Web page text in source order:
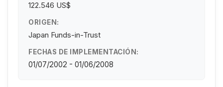
122.546 US$
ORIGEN:
Japan Funds-in-Trust
FECHAS DE IMPLEMENTACIÓN:
01/07/2002 - 01/06/2008